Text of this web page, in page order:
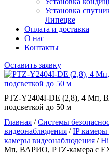
Установка
Липецке
Оплата и доставка
О нас
Контакты
Оставить заявку
PTZ-Y2404I-DE (2,8), 4 Мп,
подсветкой до 50 м
Главная /Системы
видеонаблюдения /IP
камеры видеонаблюдения /
Мп, ВАРИО, PTZ-камера c